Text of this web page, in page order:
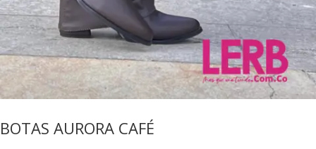
BOTAS AURORA CAFÉ